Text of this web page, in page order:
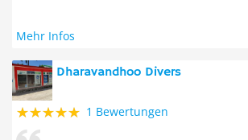
Mehr Infos
Dharavandhoo Divers
1 Bewertungen